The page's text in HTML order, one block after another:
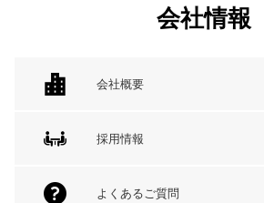
会社情報
会社概要
採用情報
よくあるご質問